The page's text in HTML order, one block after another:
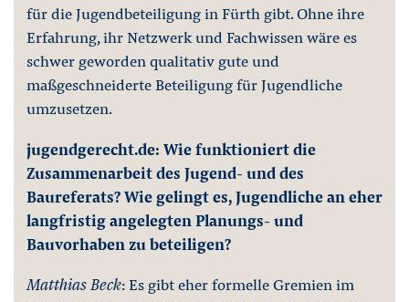
für die Jugendbeteiligung in Fürth gibt. Ohne ihre
Erfahrung, ihr Netzwerk und Fachwissen wäre es
schwer geworden qualitativ gute und
maßgeschneiderte Beteiligung für Jugendliche
umzusetzen.
jugendgerecht.de: Wie funktioniert die
Zusammenarbeit des Jugend- und des
Baureferats? Wie gelingt es, Jugendliche an eher
langfristig angelegten Planungs- und
Bauvorhaben zu beteiligen?
Matthias Beck: Es gibt eher formelle Gremien im